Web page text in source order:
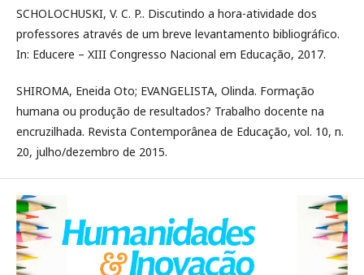
SCHOLOCHUSKI, V. C. P.. Discutindo a hora-atividade dos
professores através de um breve levantamento bibliográfico.
In: Educere – XIII Congresso Nacional em Educação, 2017.
SHIROMA, Eneida Oto; EVANGELISTA, Olinda. Formação
humana ou produção de resultados? Trabalho docente na
encruzilhada. Revista Contemporânea de Educação, vol. 10, n.
20, julho/dezembro de 2015.